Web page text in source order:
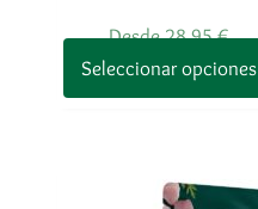
Desde 28,95€
Seleccionar opciones